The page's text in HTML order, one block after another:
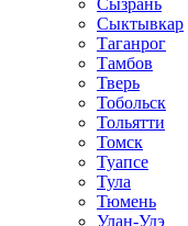
Сызрань
Сыктывкар
Таганрог
Тамбов
Тверь
Тобольск
Тольятти
Томск
Туапсе
Тула
Тюмень
Улан-Удэ